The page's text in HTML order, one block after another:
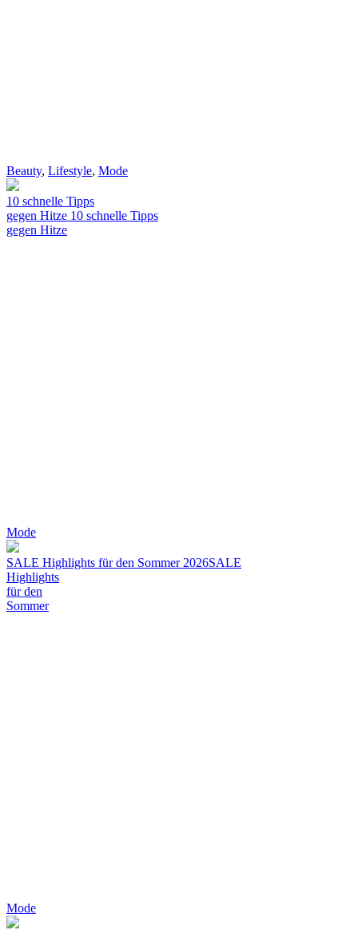
Beauty, Lifestyle, Mode
10 schnelle Tipps
gegen Hitze 10 schnelle Tipps
gegen Hitze
Mode
SALE Highlights für den Sommer 2026SALE
Highlights
für den
Sommer
Mode